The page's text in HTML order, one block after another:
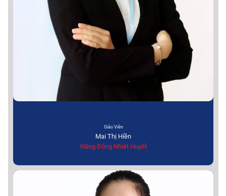
Giáo Viên
Mai Thị Hiền
Năng Động Nhiệt Huyết